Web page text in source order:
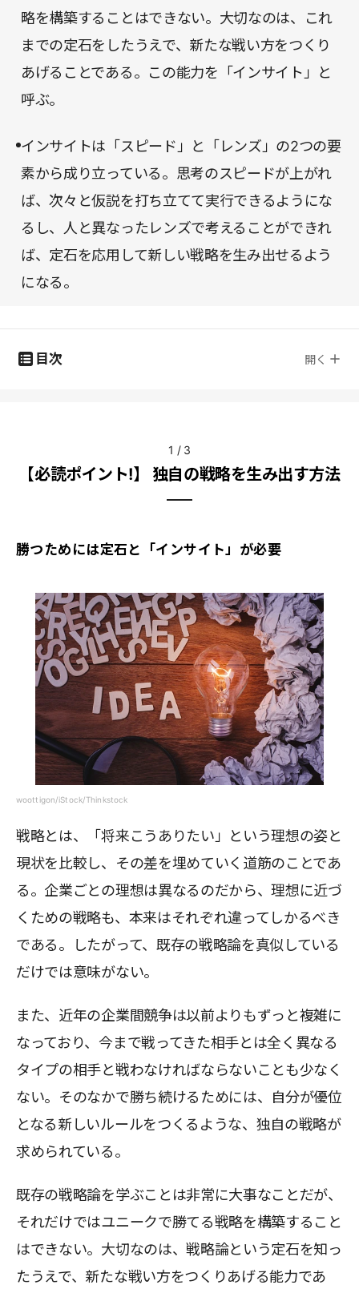
略を構築することはできない。大切なのは、これ
までの定石をしたうえで、新たな戦い方をつくり
あげることである。この能力を「インサイト」と
呼ぶ。
インサイトは「スピード」と「レンズ」の2つの要
素から成り立っている。思考のスピードが上がれ
ば、次々と仮説を打ち立てて実行できるようにな
るし、人と異なったレンズで考えることができれ
ば、定石を応用して新しい戦略を生み出せるよう
になる。
目次 開く
1 / 3
【必読ポイント!】 独自の戦略を生み出す方法
勝つためには定石と「インサイト」が必要
woottigon/iStock/Thinkstock
戦略とは、「将来こうありたい」という理想の姿と
現状を比較し、その差を埋めていく道筋のことであ
る。企業ごとの理想は異なるのだから、理想に近づ
くための戦略も、本来はそれぞれ違ってしかるべき
である。したがって、既存の戦略論を真似している
だけでは意味がない。
また、近年の企業間競争は以前よりもずっと複雑に
なっており、今まで戦ってきた相手とは全く異なる
タイプの相手と戦わなければならないことも少なく
ない。そのなかで勝ち続けるためには、自分が優位
となる新しいルールをつくるような、独自の戦略が
求められている。
既存の戦略論を学ぶことは非常に大事なことだが、
それだけではユニークで勝てる戦略を構築すること
はできない。大切なのは、戦略論という定石を知っ
たうえで、新たな戦い方をつくりあげる能力であ